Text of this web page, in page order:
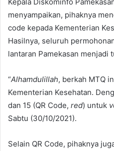
menyampaikan, pihaknya
code kepada Kementerian
Hasilnya, seluruh
lantaran Pamekasan menjadi
“Alhamdulillah, berkah MTQ
Kementerian Kesehatan.
dan 15 (QR Code, red) untuk
Sabtu (30/10/2021).
Selain QR Code, pihaknya